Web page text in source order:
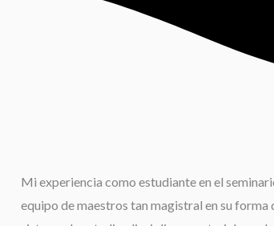
Mi experiencia como estudiante en el
equipo de maestros tan magistral en su forma